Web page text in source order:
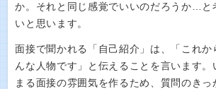
か。それと同じ感覚でいいのだろうか…と
いと思います。
面接で聞かれる「自己紹介」は、「これか
んな人物です」と伝えることを言います。
まる面接の雰囲気を作るため、質問のき